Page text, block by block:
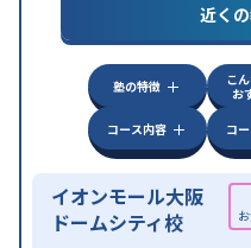
特徴
中高一貫校生
オンライン
みの受講可
自
近く
塾の特徴
こ
お
コース内容
コ
イオンモール大阪
ドームシティ校